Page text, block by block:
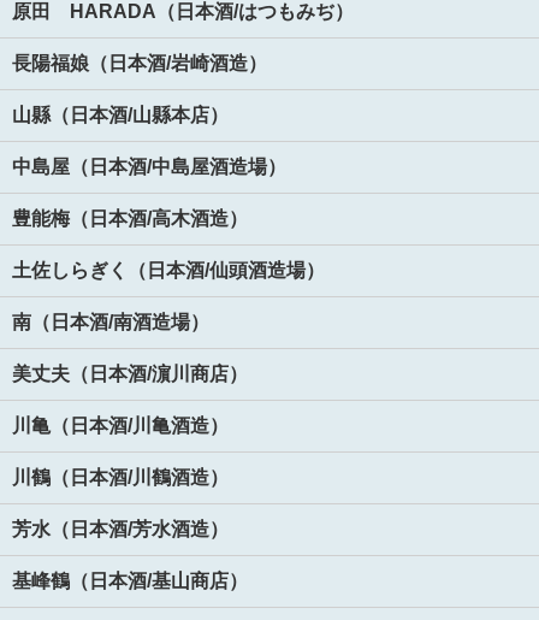
原田 HARADA（日本酒/はつもみぢ）
長陽福娘（日本酒/岩崎酒造）
山縣（日本酒/山縣本店）
中島屋（日本酒/中島屋酒造場）
豊能梅（日本酒/高木酒造）
土佐しらぎく（日本酒/仙頭酒造場）
南（日本酒/南酒造場）
美丈夫（日本酒/濵川商店）
川亀（日本酒/川亀酒造）
川鶴（日本酒/川鶴酒造）
芳水（日本酒/芳水酒造）
基峰鶴（日本酒/基山商店）